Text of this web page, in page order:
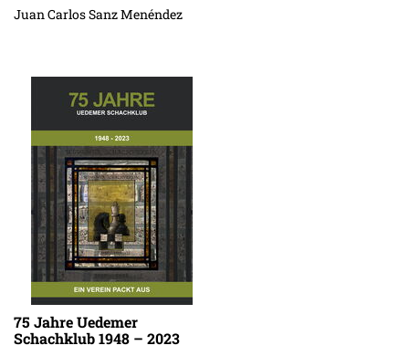
Juan Carlos Sanz Menéndez
75 Jahre Uedemer
Schachklub 1948 – 2023